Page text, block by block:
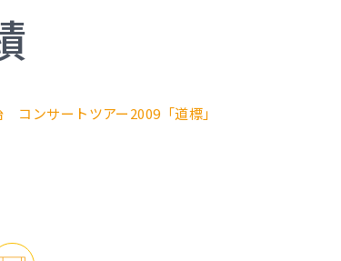
コンサートツアー2009「道標」